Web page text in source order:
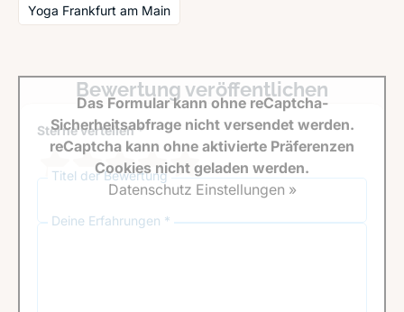
Yoga Frankfurt am Main
Bewertung veröffentlichen
Sterne verteilen *
Titel der Bewertung
Deine Erfahrungen *
Das Formular kann ohne reCaptcha-
Sicherheitsabfrage nicht versendet werden.
reCaptcha kann ohne aktivierte Präferenzen
Cookies nicht geladen werden.
Datenschutz Einstellungen »